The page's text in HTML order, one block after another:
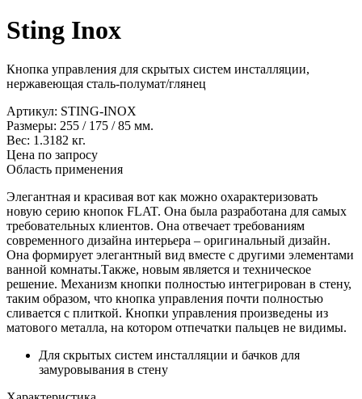
Sting Inox
Кнопка управления для скрытых систем инсталляции,
нержавеющая сталь-полумат/глянец
Артикул: STING-INOX
Размеры: 255 / 175 /85 мм.
Вес: 1.3182 кг.
Цена по запросу
Область применения
Элегантная и красивая вот как можно охарактеризовать
новую серию кнопок FLAT. Она была разработана для самых
требовательных клиентов. Она отвечает требованиям
современного дизайна интерьера – оригинальный дизайн.
Она формирует элегантный вид вместе с другими элементами
ванной комнаты.Также, новым является и техническое
решение. Механизм кнопки полностью интегрирован в стену,
таким образом, что кнопка управления почти полностью
сливается с плиткой. Кнопки управления произведены из
матового металла, на котором отпечатки пальцев не видимы.
Для скрытых систем инсталляции и бачков для
замуровывания в стену